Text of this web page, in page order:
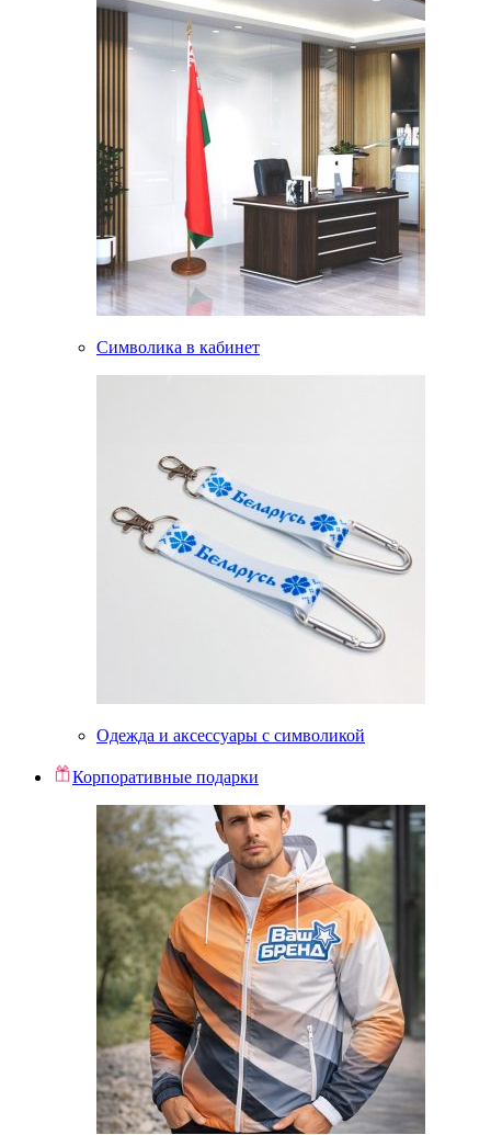
Символика в кабинет
Одежда и аксессуары с символикой
Корпоративные подарки